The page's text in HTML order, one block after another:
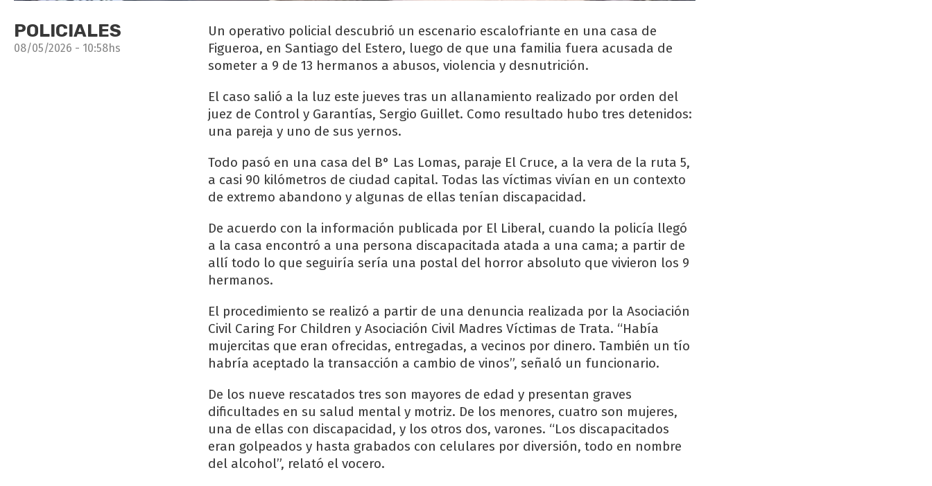
POLICIALES
08/05/2026 - 10:58hs
Un operativo policial descubrió un escenario escalofriante en una casa de
Figueroa, en Santiago del Estero, luego de que una familia fuera acusada de
someter a 9 de 13 hermanos a abusos, violencia y desnutrición.
El caso salió a la luz este jueves tras un allanamiento realizado por orden del
juez de Control y Garantías, Sergio Guillet. Como resultado hubo tres detenidos:
una pareja y uno de sus yernos.
Todo pasó en una casa del B° Las Lomas, paraje El Cruce, a la vera de la ruta 5,
a casi 90 kilómetros de ciudad capital. Todas las víctimas vivían en un contexto
de extremo abandono y algunas de ellas tenían discapacidad.
De acuerdo con la información publicada por El Liberal, cuando la policía llegó
a la casa encontró a una persona discapacitada atada a una cama; a partir de
allí todo lo que seguiría sería una postal del horror absoluto que vivieron los 9
hermanos.
El procedimiento se realizó a partir de una denuncia realizada por la Asociación
Civil Caring For Children y Asociación Civil Madres Víctimas de Trata. “Había
mujercitas que eran ofrecidas, entregadas, a vecinos por dinero. También un tío
habría aceptado la transacción a cambio de vinos”, señaló un funcionario.
De los nueve rescatados tres son mayores de edad y presentan graves
dificultades en su salud mental y motriz. De los menores, cuatro son mujeres,
una de ellas con discapacidad, y los otros dos, varones. “Los discapacitados
eran golpeados y hasta grabados con celulares por diversión, todo en nombre
del alcohol”, relató el vocero.